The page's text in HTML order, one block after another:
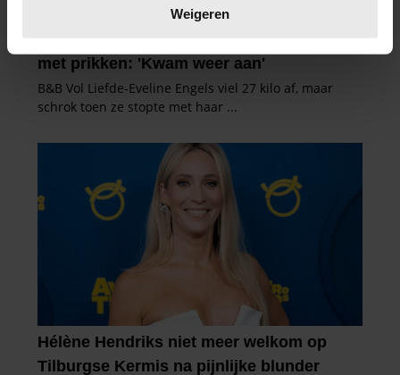
verwerkt en stel uw voorkeuren in het
intrekken in de Cookieverklaring.
We gebruiken cookies om content en advertenties te
personaliseren, om functies voor social media te bieden
informatie over uw gebruik van onze site met onze
partners voor social media, adverteren en analyse. Deze
partners kunnen deze gegevens combineren met andere
informatie die u aan ze heeft verstrekt of die ze hebben
verzameld op basis van uw gebruik van hun services. U
gaat akkoord met onze cookies als u onze website blijft
Weigeren